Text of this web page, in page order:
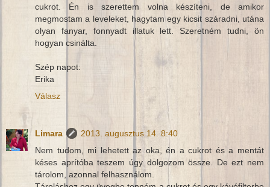
cukrot. Én is szerettem volna készíteni, de amikor
megmostam a leveleket, hagytam egy kicsit száradni, utána
olyan fanyar, fonnyadt illatuk lett. Szeretném tudni, ön
hogyan csinálta.
Szép napot:
Erika
Válasz
Limara
2013. augusztus 14. 8:40
Nem tudom, mi lehetett az oka, én a cukrot és a mentát
késes aprítóba teszem úgy dolgozom össze. De ezt nem
tárolom, azonnal felhasználom.